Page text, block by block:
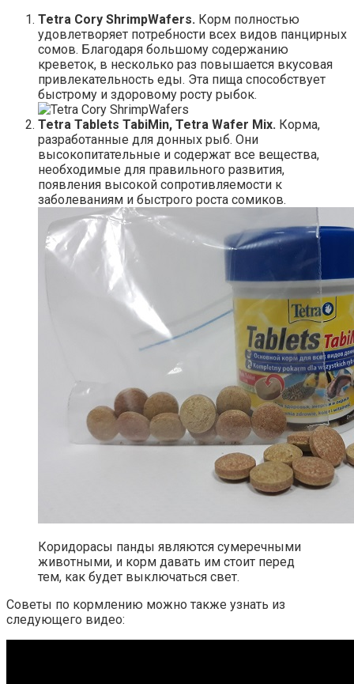
Tetra Cory ShrimpWafers. Корм полностью
удовлетворяет потребности всех видов панцирных
сомов. Благодаря большому содержанию
креветок, в несколько раз повышается вкусовая
привлекательность еды. Эта пища способствует
быстрому и здоровому росту рыбок.
Tetra Tablets TabiMin, Tetra Wafer Mix. Корма,
разработанные для донных рыб. Они
высокопитательные и содержат все вещества,
необходимые для правильного развития,
появления высокой сопротивляемости к
заболеваниям и быстрого роста сомиков.
Коридорасы панды являются сумеречными
животными, и корм давать им стоит перед
тем, как будет выключаться свет.
Советы по кормлению можно также узнать из
следующего видео: